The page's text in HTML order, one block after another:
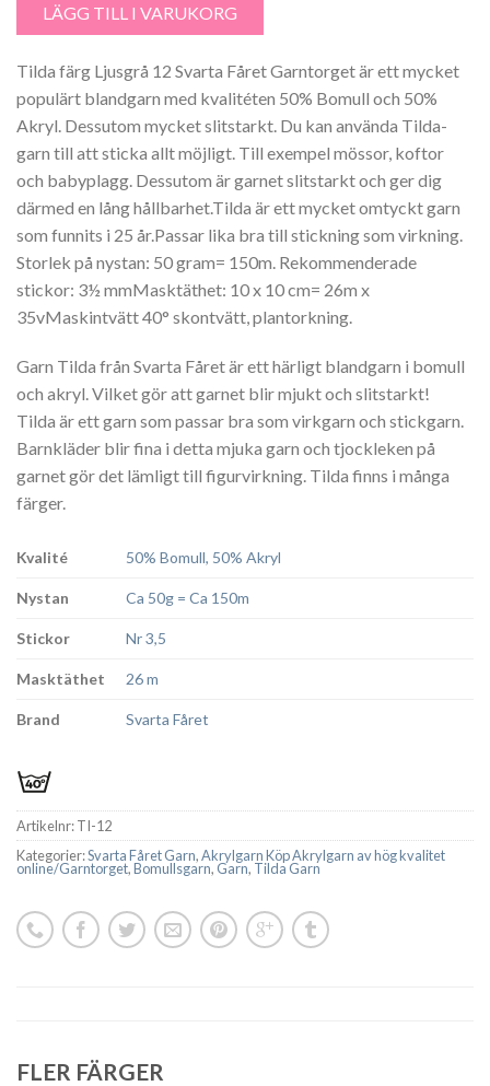
LÄGG TILL I VARUKORG
Tilda färg Ljusgrå 12 Svarta Fåret Garntorget är ett mycket
populärt blandgarn med kvalitéten 50% Bomull och 50%
Akryl. Dessutom mycket slitstarkt. Du kan använda Tilda-
garn till att sticka allt möjligt. Till exempel mössor, koftor
och babyplagg. Dessutom är garnet slitstarkt och ger dig
därmed en lång hållbarhet.Tilda är ett mycket omtyckt garn
som funnits i 25 år.Passar lika bra till stickning som virkning.
Storlek på nystan: 50 gram= 150m. Rekommenderade
stickor: 3½ mmMasktäthet: 10 x 10 cm= 26m x
35vMaskintvätt 40° skontvätt, plantorkning.
Garn Tilda från Svarta Fåret är ett härligt blandgarn i bomull
och akryl. Vilket gör att garnet blir mjukt och slitstarkt!
Tilda är ett garn som passar bra som virkgarn och stickgarn.
Barnkläder blir fina i detta mjuka garn och tjockleken på
garnet gör det lämligt till figurvirkning. Tilda finns i många
färger.
Kvalité 50% Bomull, 50% Akryl
Nystan Ca 50g = Ca 150m
Stickor Nr 3,5
Masktäthet 26 m
Brand Svarta Fåret
Artikelnr:TI-12
Kategorier:Svarta Fåret Garn,Akrylgarn Köp Akrylgarn av hög kvalitet
online/Garntorget,Bomullsgarn, Garn, Tilda Garn
FLER FÄRGER